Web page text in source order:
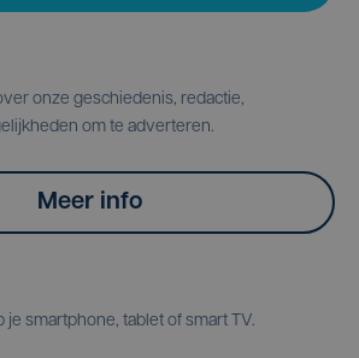
onze geschiedenis, redactie,
om te adverteren.
Meer info
je smartphone, tablet of smart TV.